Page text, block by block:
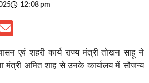
12:08 pm
एवं शहरी कार्य राज्य मंत्री तोखन साहू ने
मंत्री अमित शाह से उनके कार्यालय में सौजन्य